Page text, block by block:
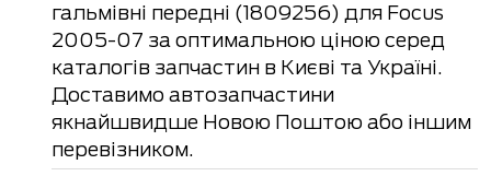
гальмівні передні (1809256) для Focus
2005-07 за оптимальною ціною серед
каталогів запчастин в Києві та Україні.
Доставимо автозапчастини
якнайшвидше Новою Поштою або іншим
перевізником.